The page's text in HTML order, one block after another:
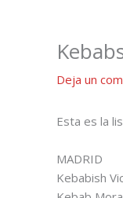
Deja un
Esta es la
MADRID
Kebabish